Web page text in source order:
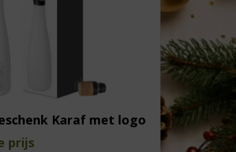
Karaf met logo
prijs